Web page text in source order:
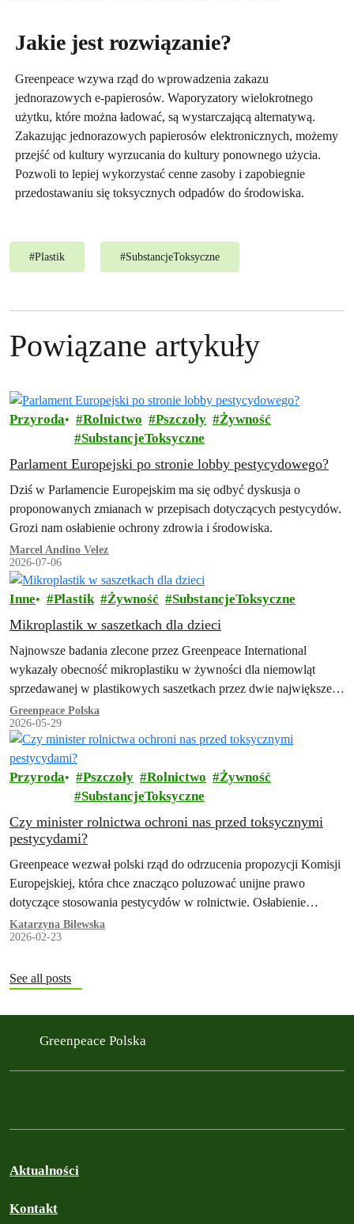
Jakie jest rozwiązanie?
Greenpeace wzywa rząd do wprowadzenia zakazu
jednorazowych e-papierosów. Waporyzatory wielokrotnego
użytku, które można ładować, są wystarczającą alternatywą.
Zakazując jednorazowych papierosów elektronicznych, możemy
przejść od kultury wyrzucania do kultury ponownego użycia.
Pozwoli to lepiej wykorzystać cenne zasoby i zapobiegnie
przedostawaniu się toksycznych odpadów do środowiska.
#Plastik #SubstancjeToksyczne
Powiązane artykuły
Przyroda Rolnictwo Pszczoły
Żywność
SubstancjeToksyczne
Parlament Europejski po stronie lobby pestycydowego?
Dziś w Parlamencie Europejskim ma się odbyć dyskusja o
proponowanych zmianach w przepisach dotyczących pestycydów.
Grozi nam osłabienie ochrony zdrowia i środowiska.
Marcel Andino Velez
2026-07-06
Inne Plastik Żywność SubstancjeToksyczne
Mikroplastik w saszetkach dla dzieci
Najnowsze badania zlecone przez Greenpeace International
wykazały obecność mikroplastiku w żywności dla niemowląt
sprzedawanej w plastikowych saszetkach przez dwie największe
światowe firmy spożywcze, Nestlé i Danone, co budzi poważne
obawy…
Greenpeace Polska
2026-05-29
Przyroda Pszczoły Rolnictwo
Żywność
SubstancjeToksyczne
Czy minister rolnictwa ochroni nas przed toksycznymi
pestycydami?
Greenpeace wezwał polski rząd do odrzucenia propozycji Komisji
Europejskiej, która chce znacząco poluzować unijne prawo
dotyczące stosowania pestycydów w rolnictwie. Osłabienie
przepisów, które nakładają pewne restrykcje na stosowanie
chemicznych środków…
Katarzyna Bilewska
2026-02-23
See all posts
Greenpeace Polska
Aktualności
Kontakt